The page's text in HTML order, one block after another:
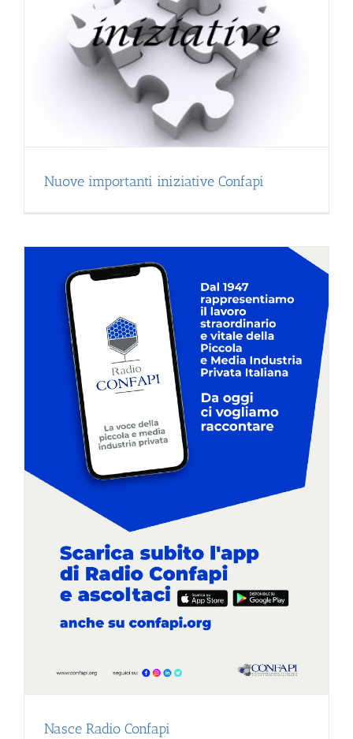
Nuove importanti iniziative Confapi
Nasce Radio Confapi